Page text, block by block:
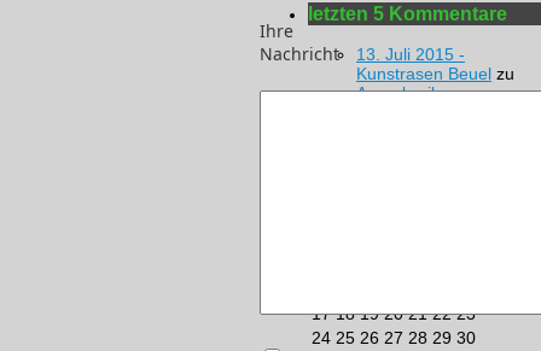
Ihre
Nachricht
letzten 5 Kommentare
13. Juli 2015 -
Kunstrasen Beuel zu
Ausschreibung
17 18 19 20 21 22 23
24 25 26 27 28 29 30